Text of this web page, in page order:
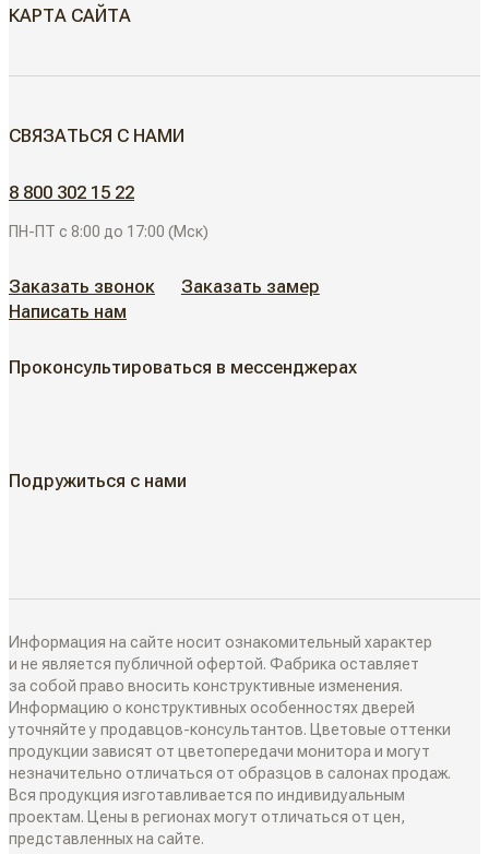
КАРТА САЙТА
Скрытые двери
АЛЮМИНИЕВЫЕ РЕШЕНИЯ
АКЦИИ
КАК КУПИТЬ
Как замерить
Дизайнеры в вашем городе
Блог
РАЗДВИЖНЫЕ ПЕРЕГОРОДКИ
Классические перегородки
Современные перегородки
Алюминиевые перегородки
СИСТЕМЫ ОТКРЫВАНИЯ
Распашные двери
Складные двери
ИНТЕРЬЕРНЫЕ РЕШЕНИЯ
Плинтусы
СВЯЗАТЬСЯ С НАМИ
8 800 302 15 22
ПН-ПТ с 8:00 до 17:00 (Мск)
Заказать звонок
Заказать замер
Написать нам
Проконсультироваться в мессенджерах
Подружиться с нами
Информация на сайте носит ознакомительный характер
и не является публичной офертой. Фабрика оставляет
за собой право вносить конструктивные изменения.
Информацию о конструктивных особенностях дверей
уточняйте у продавцов-консультантов. Цветовые оттенки
продукции зависят от цветопередачи монитора и могут
незначительно отличаться от образцов в салонах продаж.
Вся продукция изготавливается по индивидуальным
проектам. Цены в регионах могут отличаться от цен,
представленных на сайте.